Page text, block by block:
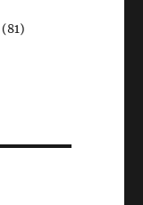
(81)